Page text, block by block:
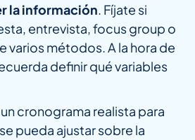
la información. Fíjate si
entrevista, focus group o
varios métodos. A la hora de
definir qué variables
cronograma realista para
pueda ajustar sobre la